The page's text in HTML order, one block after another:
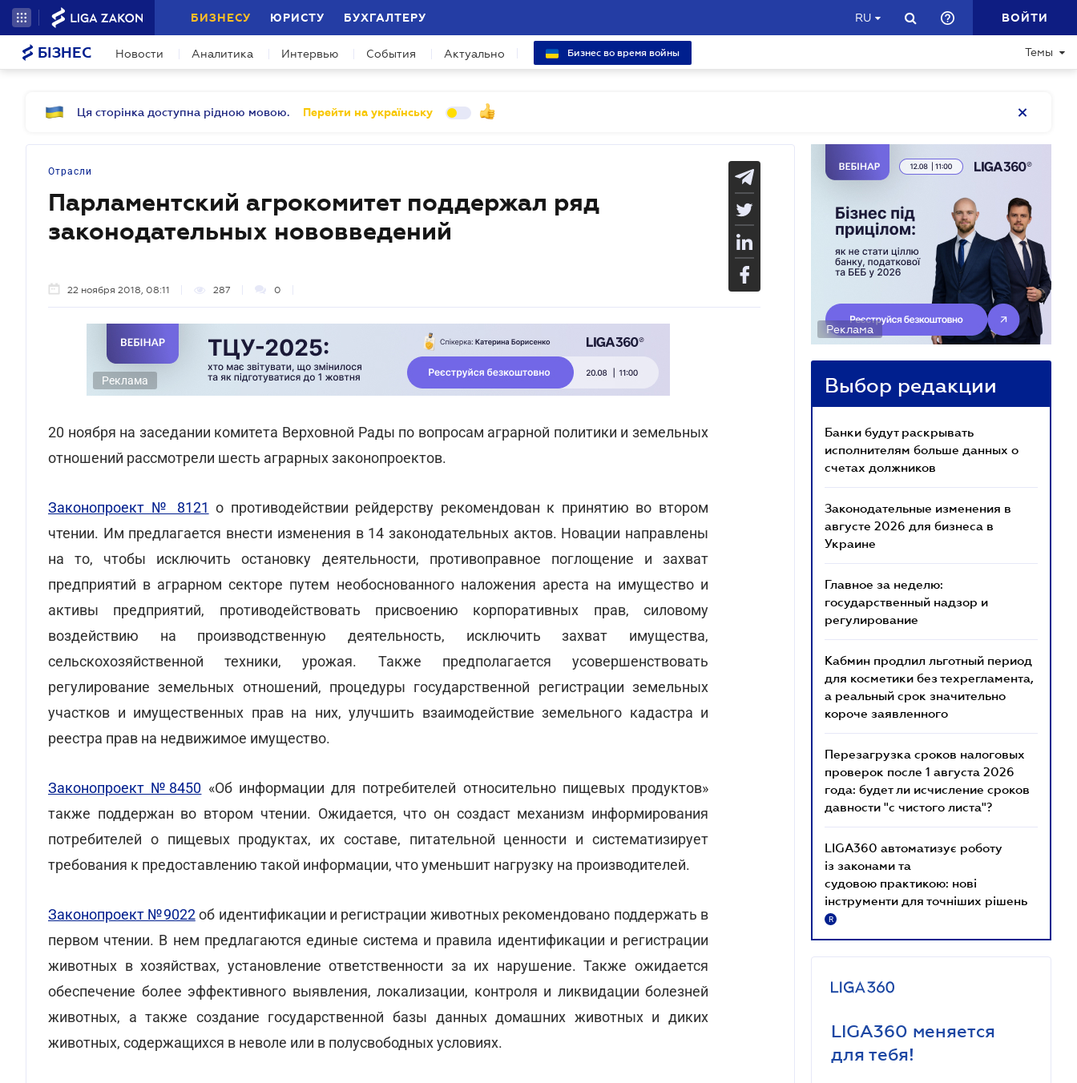
БИЗНЕСУ ЮРИСТУ БУХГАЛТЕРУ RU ВОЙТИ
БІЗНЕС Новости Аналитика Интервью События Актуально Бизнес во время войны Темы
Ця сторінка доступна рідною мовою. Перейти на українську
Отрасли
Парламентский агрокомитет поддержал ряд
законодательных нововведений
22 ноября 2018, 08:11 287 0
Реклама
20 ноября на заседании комитета Верховной Рады по вопросам аграрной политики и земельных
отношений рассмотрели шесть аграрных законопроектов.
Законопроект № 8121 о противодействии рейдерству рекомендован к принятию во втором
чтении. Им предлагается внести изменения в 14 законодательных актов. Новации направлены
на то, чтобы исключить остановку деятельности, противоправное поглощение и захват
предприятий в аграрном секторе путем необоснованного наложения ареста на имущество и
активы предприятий, противодействовать присвоению корпоративных прав, силовому
воздействию на производственную деятельность, исключить захват имущества,
сельскохозяйственной техники, урожая. Также предполагается усовершенствовать
регулирование земельных отношений, процедуры государственной регистрации земельных
участков и имущественных прав на них, улучшить взаимодействие земельного кадастра и
реестра прав на недвижимое имущество.
Законопроект №8450 «Об информации для потребителей относительно пищевых продуктов»
также поддержан во втором чтении. Ожидается, что он создаст механизм информирования
потребителей о пищевых продуктах, их составе, питательной ценности и систематизирует
требования к предоставлению такой информации, что уменьшит нагрузку на производителей.
Законопроект №9022об идентификации и регистрации животных рекомендовано поддержать в
первом чтении. В нем предлагаются единые система и правила идентификации и регистрации
животных в хозяйствах, установление ответственности за их нарушение. Также ожидается
обеспечение более эффективного выявления, локализации, контроля и ликвидации болезней
животных, а также создание государственной базы данных домашних животных и диких
животных, содержащихся в неволе или в полусвободных условиях.
Реклама
Выбор редакции
Банки будут раскрывать
исполнителям больше данных о
счетах должников
Законодательные изменения в
августе 2026 для бизнеса в
Украине
Главное за неделю:
государственный надзор и
регулирование
Кабмин продлил льготный период
для косметики без техрегламента,
а реальный срок значительно
короче заявленного
Перезагрузка сроков налоговых
проверок после 1 августа 2026
года: будет ли исчисление сроков
давности "с чистого листа"?
LIGA360 автоматизує роботу
із законами та
судовою практикою: нові
інструменти для точніших рішень
R
LIGA360 меняется
для тебя!